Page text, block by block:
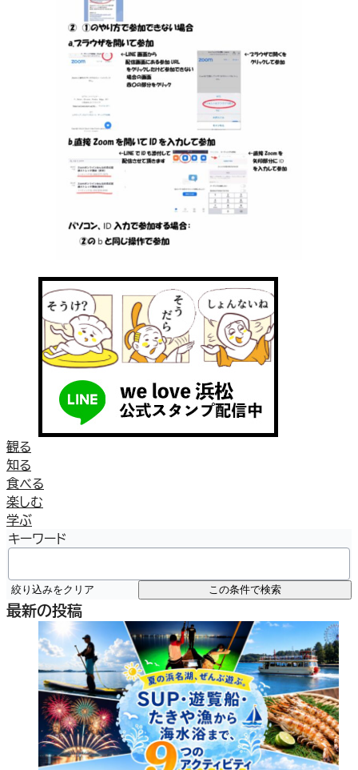
観る
知る
食べる
楽しむ
学ぶ
キーワード
絞り込みをクリア この条件で検索
最新の投稿